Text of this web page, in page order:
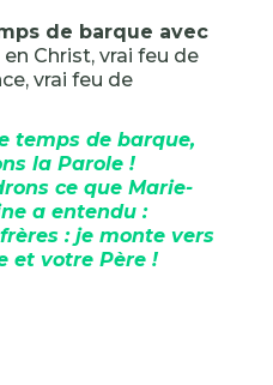
de barque avec
Christ, vrai feu de
vrai feu de
temps de barque,
la Parole !
ce que Marie-
a entendu :
: je monte vers
et votre Père !